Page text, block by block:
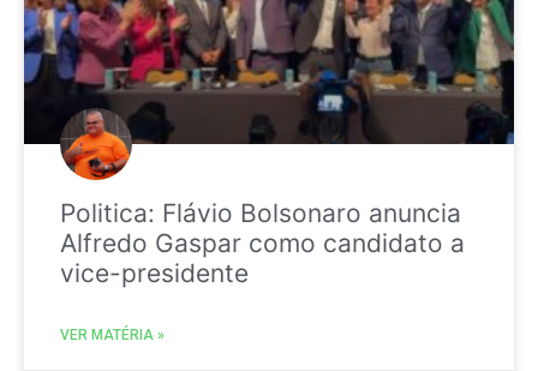
Politica: Flávio Bolsonaro anuncia
Alfredo Gaspar como candidato a
vice-presidente
VER MATÉRIA »